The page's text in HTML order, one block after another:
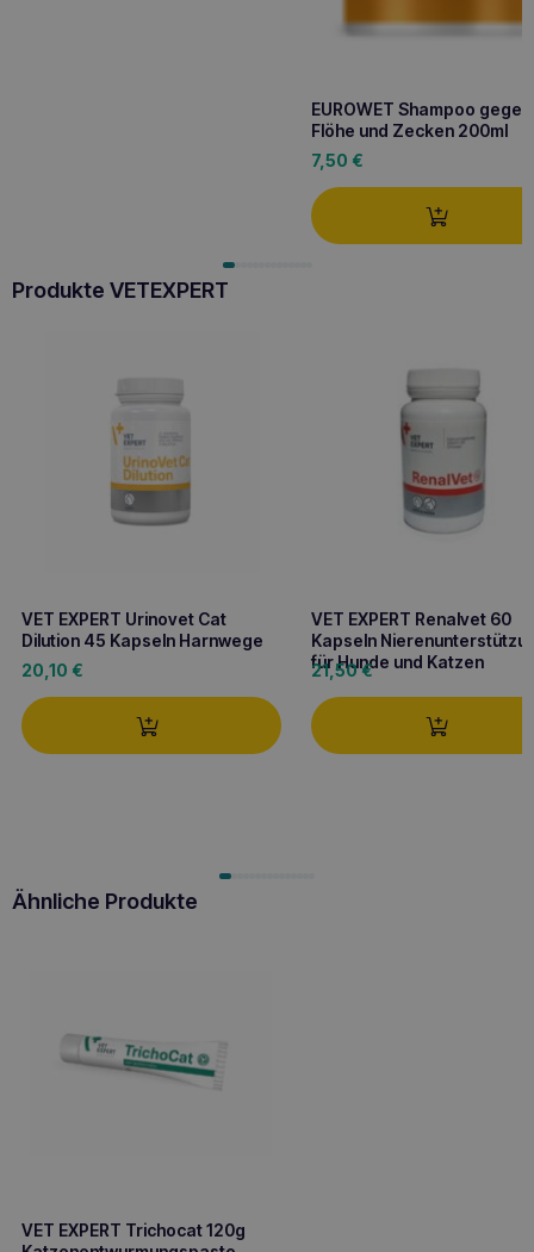
EUROWET Shampoo gegen
Flöhe und Zecken 200ml
7,50 €
Produkte VETEXPERT
VET EXPERT Urinovet Cat
Dilution 45 Kapseln Harnwege
20,10 €
VET EXPERT Renalvet 60
Kapseln
für Hunde und Katzen
21,50€
Ähnliche Produkte
VET EXPERT Trichocat 120g